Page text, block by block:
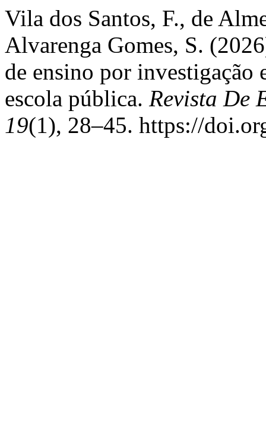
Vila dos Santos, F., de
Alvarenga Gomes, S.
de ensino por
escola pública. Revista De
19(1), 28–45. https://